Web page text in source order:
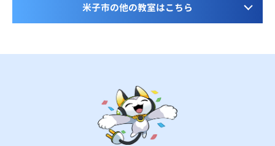
米子市の他の教室はこちら